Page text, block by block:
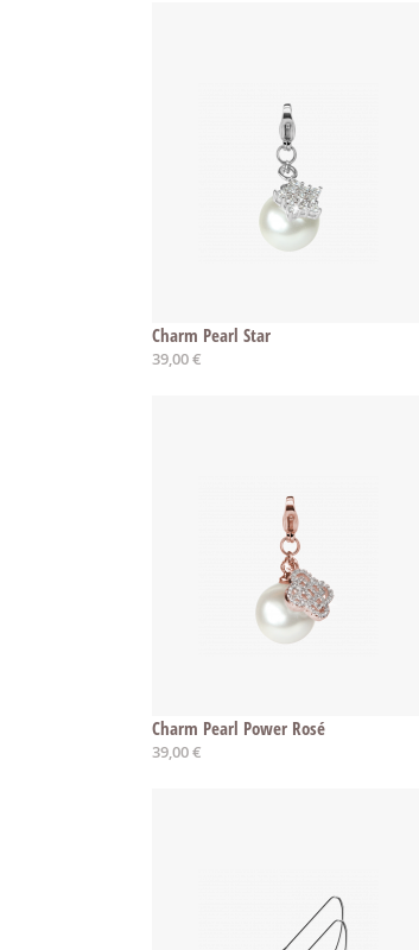
Charm Pearl Star
39,00 €
Charm Pearl Power Rosé
39,00 €